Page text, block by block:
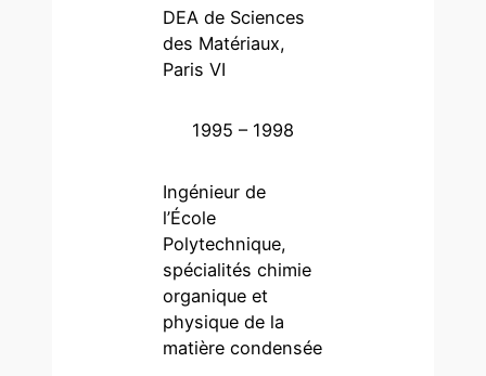
DEA de Sciences
des Matériaux,
Paris VI
1995 – 1998
Ingénieur de
l’École
Polytechnique,
spécialités chimie
organique et
physique de la
matière condensée